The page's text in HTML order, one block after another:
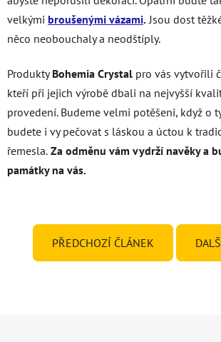
velkými broušenými vázami.Jsou dost
něco neobouchaly a neodštíply.
ProduktyBohemia Crystal pro vás vytvořili
kteří při jejich výrobě dbali na nejvyšší
provedení. Budeme velmi potěšeni, když o
budete i vy pečovat s láskou a úctou k
řemesla. Za odměnu vám vydrží navěky a
památky na vás.
PŘEDCHOZÍ ČLÁNEK